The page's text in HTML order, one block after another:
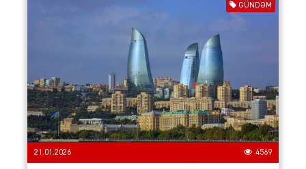
GÜNDƏM
21.01.2026 4569